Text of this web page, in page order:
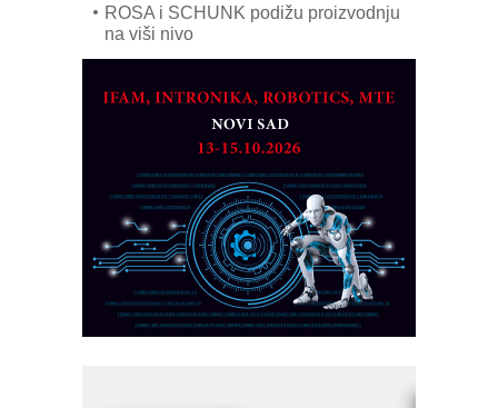
ROSA i SCHUNK podižu proizvodnju
na viši nivo
MAREX - Lim i mašine za savremena
Marcom-plast d.o.o.- vaš pouzdan
partner
CTO - Prilagodite svoju toplinsku
obradu!
Razvoj asortimanskog pravca MINI-
PLC AKYTEC
AUKOM: Svetski standard metrologije
dostupan u Srbiji